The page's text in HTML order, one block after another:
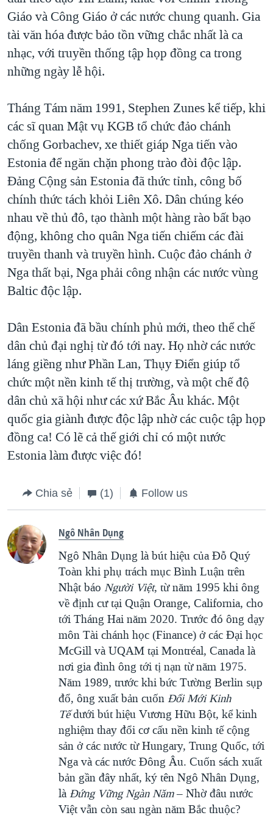
Giáo và Công Giáo ở các nước chung quanh. Gia
tài văn hóa được bảo tồn vững chắc nhất là ca
nhạc, với truyền thống tập họp đồng ca trong
những ngày lễ hội.
Tháng Tám năm 1991, Stephen Zunes kể tiếp, khi
các sĩ quan Mật vụ KGB tổ chức đảo chánh
chống Gorbachev, xe thiết giáp Nga tiến vào
Estonia để ngăn chặn phong trào đòi độc lập.
Đảng Cộng sản Estonia đã thức tỉnh, công bố
chính thức tách khỏi Liên Xô. Dân chúng kéo
nhau về thủ đô, tạo thành một hàng rào bất bạo
động, không cho quân Nga tiến chiếm các đài
truyền thanh và truyền hình. Cuộc đảo chánh ở
Nga thất bại, Nga phải công nhận các nước vùng
Baltic độc lập.
Dân Estonia đã bầu chính phủ mới, theo thể chế
dân chủ đại nghị từ đó tới nay. Họ nhờ các nước
láng giềng như Phần Lan, Thụy Điển giúp tổ
chức một nền kinh tế thị trường, và một chế độ
dân chủ xã hội như các xứ Bắc Âu khác. Một
quốc gia giành được độc lập nhờ các cuộc tập họp
đồng ca! Có lẽ cả thế giới chỉ có một nước
Estonia làm được việc đó!
Chia sẻ (1) Follow us
Ngô Nhân Dụng
Ngô Nhân Dụng là bút hiệu của Đỗ Quý
Toàn khi phụ trách mục Bình Luận trên
Nhật báo Người Việt, từ năm 1995 khi ông
về định cư tại Quận Orange, California, cho
tới Tháng Hai năm 2020. Trước đó ông dạy
môn Tài chánh học (Finance) ở các Đại học
McGill và UQAM tại Montréal, Canada là
nơi gia đình ông tới tị nạn từ năm 1975.
Năm 1989, trước khi bức Tường Berlin sụp
đổ, ông xuất bản cuốn Đổi Mới Kinh
Tếdưới bút hiệu Vương Hữu Bột, kể kinh
nghiệm thay đổi cơ cấu nền kinh tế cộng
sản ở các nước từ Hungary, Trung Quốc, tới
Nga và các nước Đông Âu. Cuốn sách xuất
bản gần đây nhất, ký tên Ngô Nhân Dụng,
làĐứng Vững Ngàn Năm– Nhờ đâu nước
Việt vẫn còn sau ngàn năm Bắc thuộc?